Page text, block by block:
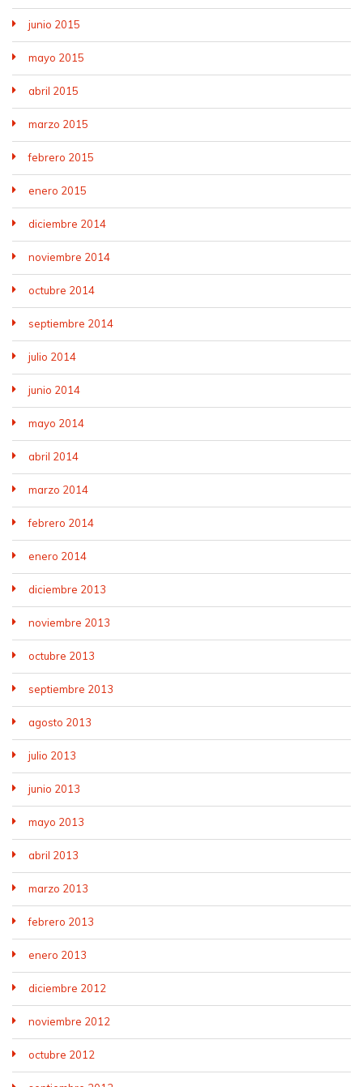
junio 2015
mayo 2015
abril 2015
marzo 2015
febrero 2015
enero 2015
diciembre 2014
noviembre 2014
octubre 2014
septiembre 2014
julio 2014
junio 2014
mayo 2014
abril 2014
marzo 2014
febrero 2014
enero 2014
diciembre 2013
noviembre 2013
octubre 2013
septiembre 2013
agosto 2013
julio 2013
junio 2013
mayo 2013
abril 2013
marzo 2013
febrero 2013
enero 2013
diciembre 2012
noviembre 2012
octubre 2012